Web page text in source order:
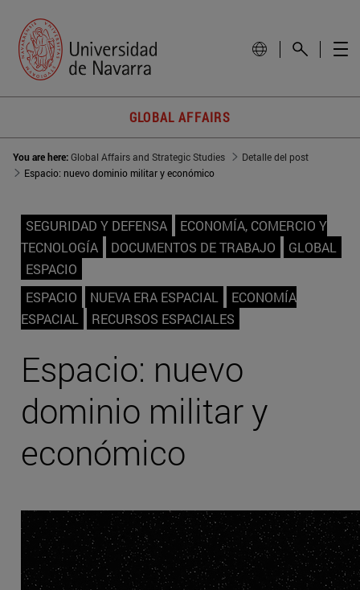
GLOBAL AFFAIRS
You are here:Global Affairs and Strategic Studies
Detalle del post
Espacio: nuevo dominio militar y económico
SEGURIDAD Y DEFENSA
ECONOMÍA, COMERCIO Y
TECNOLOGÍA
DOCUMENTOS DE TRABAJO
GLOBAL
ESPACIO
ESPACIO
NUEVA ERA ESPACIAL
ECONOMÍA
ESPACIAL
RECURSOS ESPACIALES
Espacio: nuevo
dominio militar y
económico